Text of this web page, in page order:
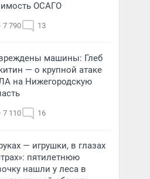
ОСАГО
7 790 13
машины: Глеб
— о крупной атаке
на Нижегородскую
7 110 16
— игрушки, в глазах
пятилетнюю
нашли у леса в